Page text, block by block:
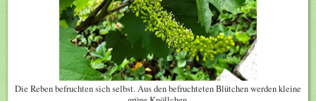
Die Reben befruchten sich selbst. Aus den befruchteten Blütchen werden kleine